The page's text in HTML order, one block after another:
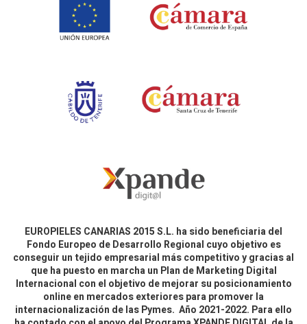
EUROPIELES CANARIAS 2015 S.L. ha sido beneficiaria del
Fondo Europeo de Desarrollo Regional cuyo objetivo es
conseguir un tejido empresarial más competitivo y gracias al
que ha puesto en marcha un Plan de Marketing Digital
Internacional con el objetivo de mejorar su posicionamiento
online en mercados exteriores para promover la
internacionalización de las Pymes. Año 2021-2022. Para ello